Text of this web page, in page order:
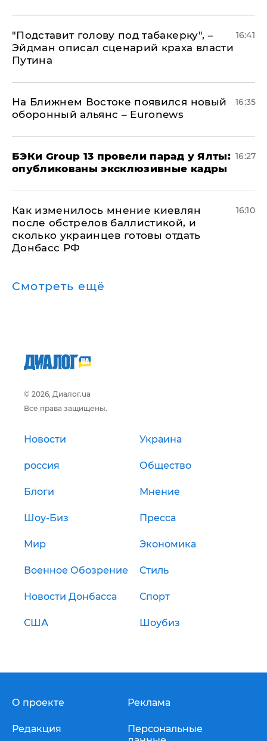
​"Подставит голову под табакерку", –
Эйдман описал сценарий краха власти
Путина
16:41
На Ближнем Востоке появился новый
оборонный альянс – Euronews
16:35
​БЭКи Group 13 провели парад у Ялты:
опубликованы эксклюзивные кадры
16:27
Как изменилось мнение киевлян
после обстрелов баллистикой, и
сколько украинцев готовы отдать
Донбасс РФ
16:10
Смотреть ещё
© 2026, Диалог.ua
Все права защищены.
Новости Украина
россия Общество
Блоги Мнение
Шоу-Биз Пресса
Мир Экономика
Военное Обозрение Стиль
Новости Донбасса Спорт
США Шоубиз
О проекте
Редакция
Реклама
Персональные